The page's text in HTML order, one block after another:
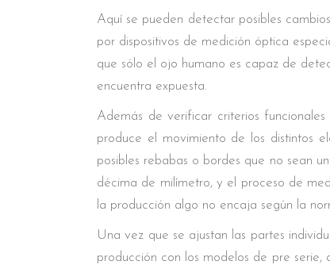
Aquí se pueden detectar posibles
por dispositivos de medición óptica
que sólo el ojo humano es capaz de
encuentra expuesta.
Además de verificar criterios
produce el movimiento de los distintos
posibles rebabas o bordes que no sean
décima de milímetro, y el proceso de
la producción algo no encaja según la
Una vez que se ajustan las partes
producción con los modelos de pre